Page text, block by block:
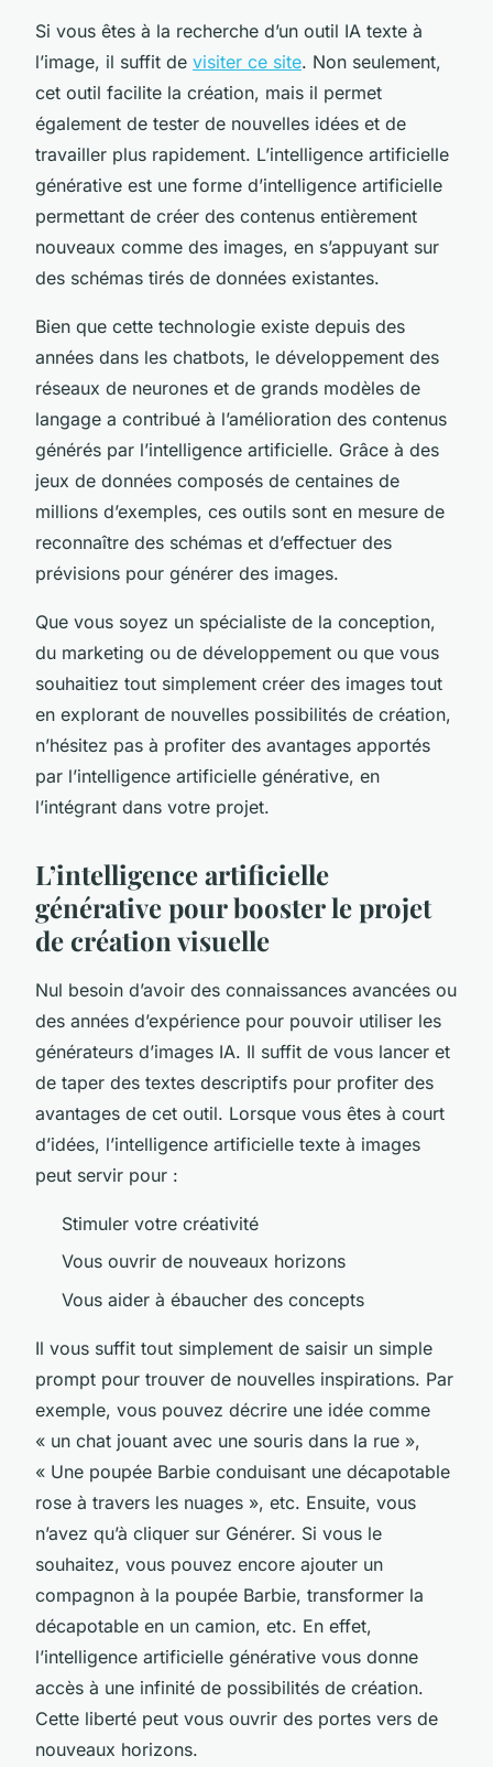
Si vous êtes à la recherche d’un outil IA texte à
l’image, il suffit de visiter ce site. Non seulement,
cet outil facilite la création, mais il permet
également de tester de nouvelles idées et de
travailler plus rapidement. L’intelligence artificielle
générative est une forme d’intelligence artificielle
permettant de créer des contenus entièrement
nouveaux comme des images, en s’appuyant sur
des schémas tirés de données existantes.
Bien que cette technologie existe depuis des
années dans les chatbots, le développement des
réseaux de neurones et de grands modèles de
langage a contribué à l’amélioration des contenus
générés par l’intelligence artificielle. Grâce à des
jeux de données composés de centaines de
millions d’exemples, ces outils sont en mesure de
reconnaître des schémas et d’effectuer des
prévisions pour générer des images.
Que vous soyez un spécialiste de la conception,
du marketing ou de développement ou que vous
souhaitiez tout simplement créer des images tout
en explorant de nouvelles possibilités de création,
n’hésitez pas à profiter des avantages apportés
par l’intelligence artificielle générative, en
l’intégrant dans votre projet.
L’intelligence artificielle
générative pour booster le projet
de création visuelle
Nul besoin d’avoir des connaissances avancées ou
des années d’expérience pour pouvoir utiliser les
générateurs d’images IA. Il suffit de vous lancer et
de taper des textes descriptifs pour profiter des
avantages de cet outil. Lorsque vous êtes à court
d’idées, l’intelligence artificielle texte à images
peut servir pour :
Stimuler votre créativité
Vous ouvrir de nouveaux horizons
Vous aider à ébaucher des concepts
Il vous suffit tout simplement de saisir un simple
prompt pour trouver de nouvelles inspirations. Par
exemple, vous pouvez décrire une idée comme
« un chat jouant avec une souris dans la rue »,
« Une poupée Barbie conduisant une décapotable
rose à travers les nuages », etc. Ensuite, vous
n’avez qu’à cliquer sur Générer. Si vous le
souhaitez, vous pouvez encore ajouter un
compagnon à la poupée Barbie, transformer la
décapotable en un camion, etc. En effet,
l’intelligence artificielle générative vous donne
accès à une infinité de possibilités de création.
Cette liberté peut vous ouvrir des portes vers de
nouveaux horizons.